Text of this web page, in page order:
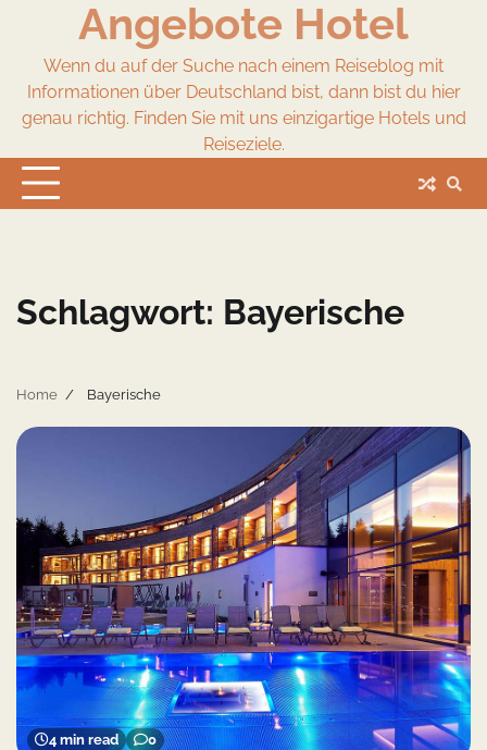
content
Angebote Hotel
Wenn du auf der Suche nach einem Reiseblog mit
Informationen über Deutschland bist, dann bist du hier
genau richtig. Finden Sie mit uns einzigartige Hotels und
Reiseziele.
Schlagwort: Bayerische
Home Bayerische
4 min read 0